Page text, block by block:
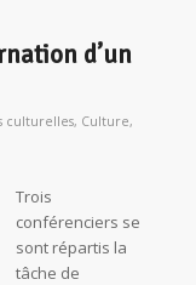
d’un
culturelles, Culture,
Trois
conférenciers se
sont répartis la
tâche de